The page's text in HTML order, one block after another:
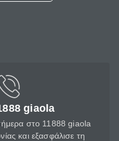
giaola
στο 11888 giaola
και εξασφάλισε τη